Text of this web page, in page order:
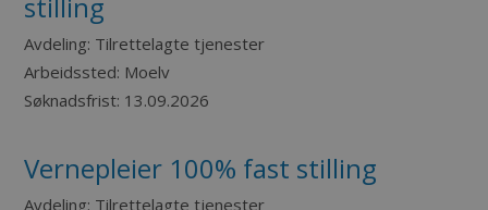
Avdeling: Tilrettelagte tjenester
Arbeidssted: Moelv
Søknadsfrist: 13.09.2026
Vernepleier 100% fast stilling
Avdeling: Tilrettelagte tjenester